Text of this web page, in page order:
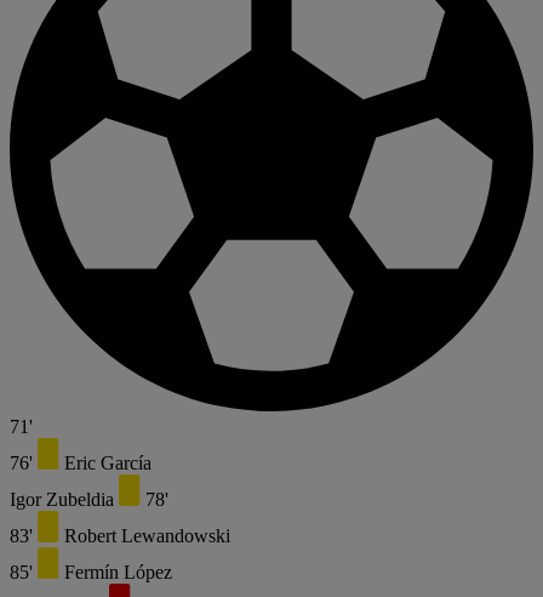
71'
76'
Eric García
Igor Zubeldia
78'
83'
Robert Lewandowski
85'
Fermín López